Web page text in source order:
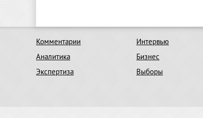
Комментарии
Аналитика
Экспертиза
Интервью
Бизнес
Выборы